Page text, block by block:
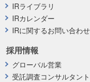
採用情報
グローバル営業
受託調査コンサルタント
IRライブラリ
IRカレンダー
IRに関するお問い合わせ